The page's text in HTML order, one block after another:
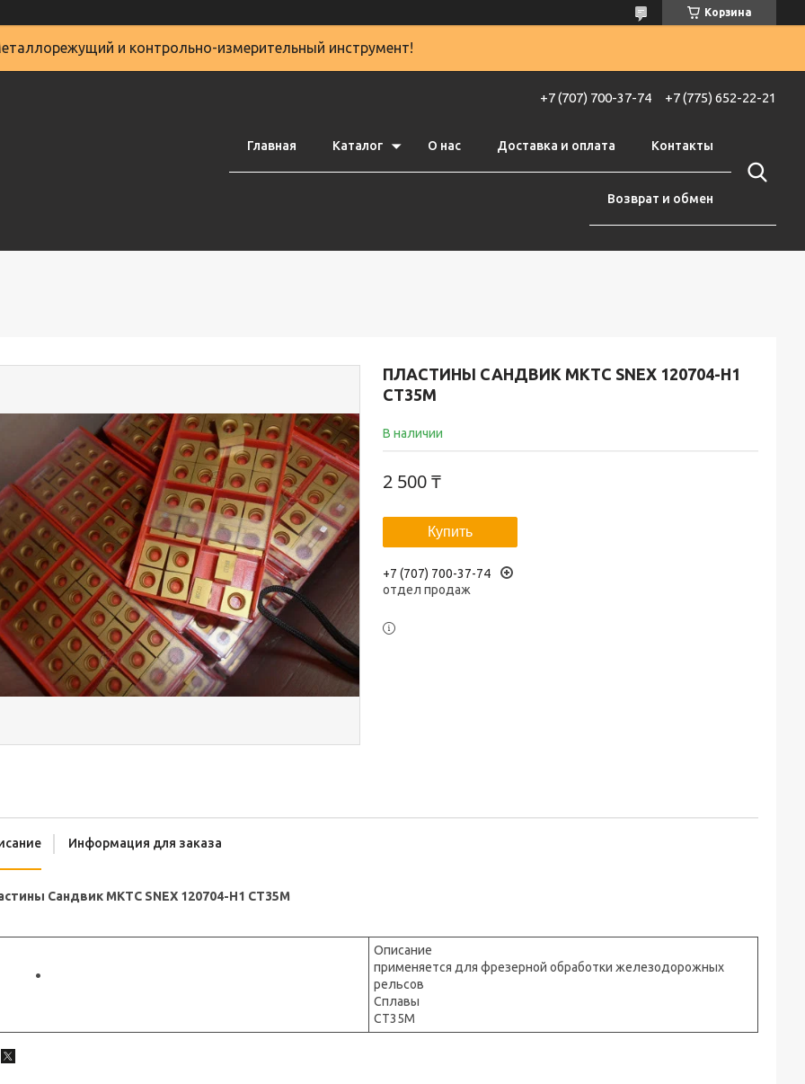
Корзина
и контрольно-измерительный инструмент!
+7 (707) 700-37-74 +7 (775) 652-22-21
Главная Каталог О нас Доставка и оплата Контакты
Возврат и обмен
ПЛАСТИНЫ САНДВИК МКТС SNEX 120704-H1
CT35M
В наличии
2 500 ₸
Купить
+7 (707) 700-37-74
отдел продаж
Информация для заказа
Сандвик МКТС SNEX 120704-H1 CT35M
Описание
применяется для фрезерной обработки железодорожных
рельсов
Сплавы
CT35M